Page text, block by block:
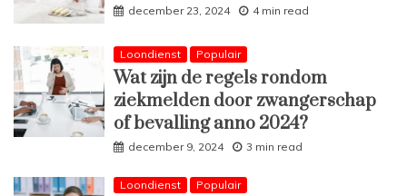
december 23, 2024 4 min read
Loondienst Populair
Wat zijn de regels rondom
ziekmelden door zwangerschap
of bevalling anno 2024?
december 9, 2024 3 min read
Loondienst Populair